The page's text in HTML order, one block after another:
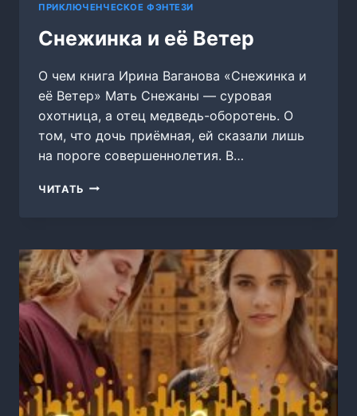
ПРИКЛЮЧЕНЧЕСКОЕ ФЭНТЕЗИ
Снежинка и её Ветер
О чем книга Ирина Ваганова «Снежинка и
её Ветер» Мать Снежаны — суровая
охотница, а отец медведь-оборотень. О
том, что дочь приёмная, ей сказали лишь
на пороге совершеннолетия. В…
ЧИТАТЬ СНЕЖИНКА